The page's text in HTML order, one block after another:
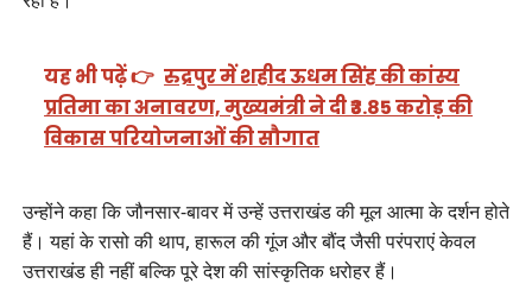
यह भी पढ़ें 👉 रुद्रपुर में शहीद ऊधम सिंह की कांस्य
प्रतिमा का अनावरण, मुख्यमंत्री ने दी ₹3.85 करोड़ की
विकास परियोजनाओं की सौगात
उन्होंने कहा कि जौनसार-बावर में उन्हें उत्तराखंड की मूल आत्मा के दर्शन होते
हैं। यहां के रासो की थाप, हारूल की गूंज और बौंद जैसी परंपराएं केवल
उत्तराखंड ही नहीं बल्कि पूरे देश की सांस्कृतिक धरोहर हैं।